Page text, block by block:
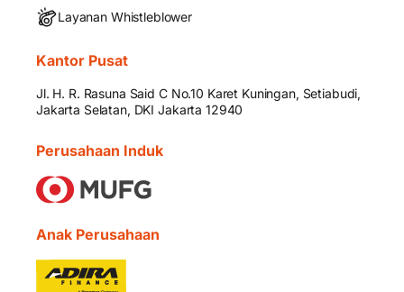
Layanan Whistleblower
Kantor Pusat
Jl. H. R. Rasuna Said C No.10 Karet Kuningan, Setiabudi,
Jakarta Selatan, DKI Jakarta 12940
Perusahaan Induk
Anak Perusahaan